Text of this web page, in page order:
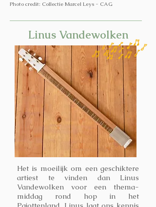
Photo credit: Collectie Marcel Leys - CAG
Linus Vandewolken
Het is moeilijk om een geschiktere
artiest te vinden dan Linus
Vandewolken voor een thema-
middag rond hop in het